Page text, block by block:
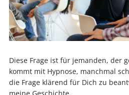
Diese Frage ist für jemanden, der
kommt mit Hypnose, manchmal
die Frage klärend für Dich zu